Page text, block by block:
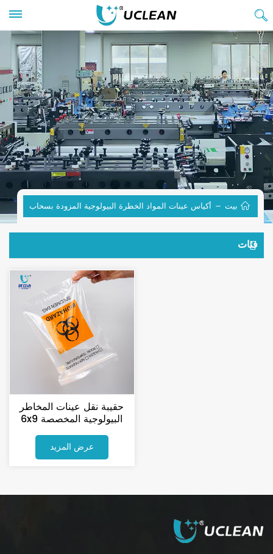
بيت أكياس عينات المواد الخطرة البيولوجية المزودة بسحاب
فئات
حقيبة نقل عينات المخاطر
البيولوجية المخصصة 6x9
حقيبة استرجاع العينات
عرض المزيد